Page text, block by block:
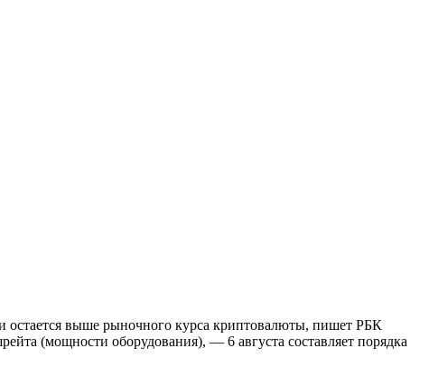
остается выше рыночного курса криптовалюты, пишет РБК
(мощности оборудования), — 6 августа составляет порядка